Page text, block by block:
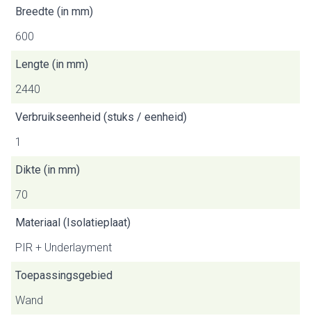
Breedte (in mm)
600
Lengte (in mm)
2440
Verbruikseenheid (stuks / eenheid)
1
Dikte (in mm)
70
Materiaal (Isolatieplaat)
PIR + Underlayment
Toepassingsgebied
Wand